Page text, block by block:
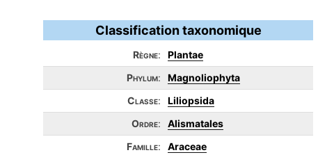
Classification taxonomique
Règne:
Plantae
Phylum:
Magnoliophyta
Classe:
Liliopsida
Ordre:
Alismatales
Famille:
Araceae